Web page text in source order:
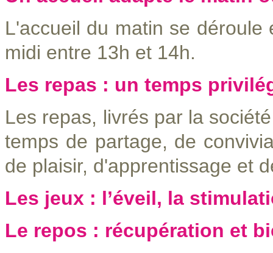
L'accueil du matin se
midi entre 13h et 14h.
Les repas : un temps
Les repas, livrés par la
temps de partage, de
de plaisir, d'apprentissage et
Les jeux : l’éveil, la
Le repos : récupération et